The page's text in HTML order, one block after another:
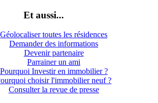
Et aussi...
Géolocaliser toutes les résidences
Demander des informations
Devenir partenaire
Parrainer un ami
Pourquoi Investir en immobilier ?
choisir l'immobilier neuf ?
Consulter la revue de presse